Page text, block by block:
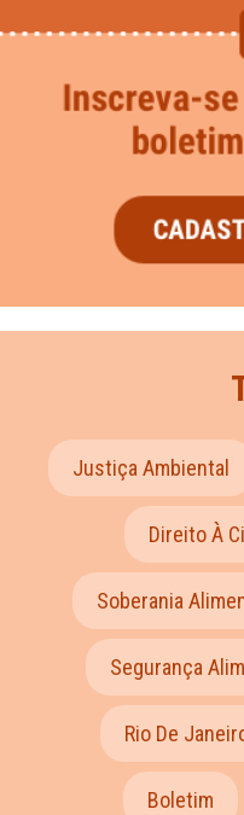
Justiça Ambiental
Direito À
Soberania
Segurança
Rio De
Boletim